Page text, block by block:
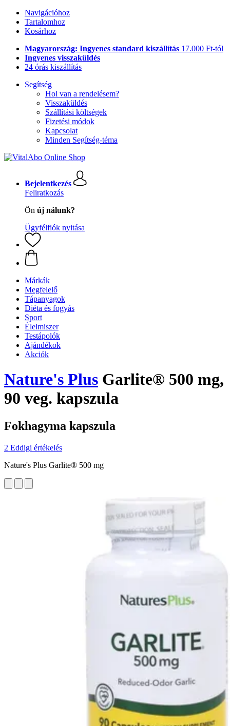
Navigációhoz
Tartalomhoz
Kosárhoz
Magyarország: Ingyenes standard kiszállítás 17.000 Ft-tól
Ingyenes visszaküldés
24 órás kiszállítás
Segítség
Hol van a rendelésem?
Visszaküldés
Szállítási költségek
Fizetési módok
Kapcsolat
Minden Segítség-téma
Bejelentkezés
Feliratkozás
Ön új nálunk?
Ügyfélfiók nyitása
Márkák
Megfelelő
Tápanyagok
Diéta és fogyás
Sport
Élelmiszer
Testápolók
Ajándékok
Akciók
Nature's Plus Garlite® 500 mg,
90 veg. kapszula
Fokhagyma kapszula
2 Eddigi értékelés
Nature's Plus Garlite® 500 mg